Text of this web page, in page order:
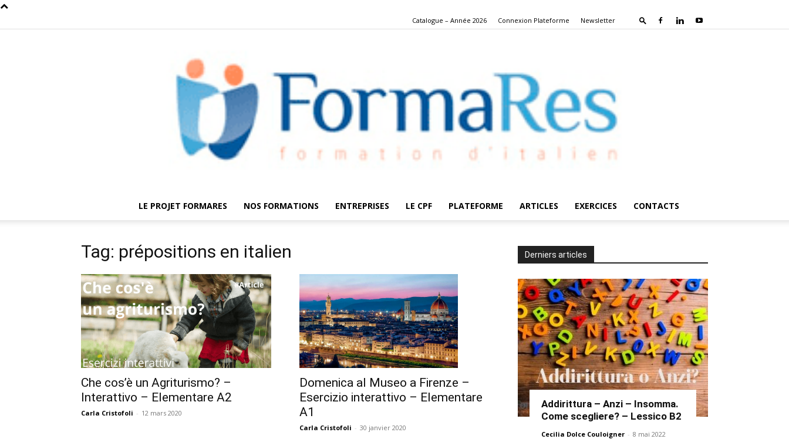
Catalogue – Année 2026 Connexion Plateforme Newsletter
LE PROJET FORMARES NOS FORMATIONS ENTREPRISES LE CPF PLATEFORME ARTICLES EXERCICES CONTACTS
Tag: prépositions en italien
Che cos’è un Agriturismo? –
Interattivo – Elementare A2
Carla Cristofoli - 12 mars 2020
Domenica al Museo a Firenze –
Esercizio interattivo – Elementare
A1
Carla Cristofoli - 30 janvier 2020
Derniers articles
Addirittura – Anzi – Insomma.
Come scegliere? – Lessico B2
Cecilia Dolce Couloigner - 8 mai 2022